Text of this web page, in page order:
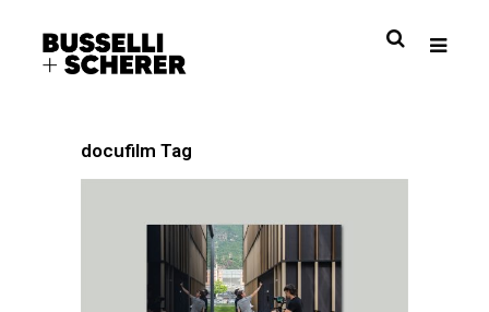
docufilm Tag